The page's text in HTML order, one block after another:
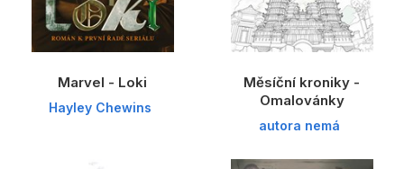
Marvel - Loki
Hayley Chewins
Měsíční kroniky -
Omalovánky
autora nemá